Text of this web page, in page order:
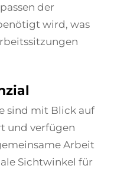
der
wird, was
sind mit Blick auf
und verfügen
Arbeit
Sichtwinkel für